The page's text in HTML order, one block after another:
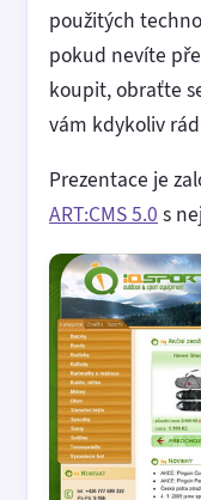
použitých
pokud nevíte
koupit, obraťte
vám kdykoliv
Prezentace je
ART:CMS 5.0 s